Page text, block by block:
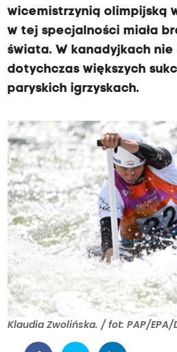
wicemistrzynią olimpijską
w tej specjalności miała
świata. W kanadyjkach nie
dotychczas większych
paryskich igrzyskach.
Klaudia Zwolińska. / fot: PAP/EPA/